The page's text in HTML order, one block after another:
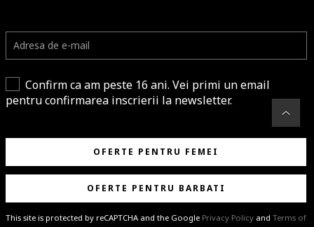
Confirm ca am peste 16 ani. Vei primi un email
pentru confirmarea inscrierii la newsletter.
OFERTE PENTRU FEMEI
OFERTE PENTRU BARBATI
This site is protected by reCAPTCHA and the Google Privacy Policy and Terms of